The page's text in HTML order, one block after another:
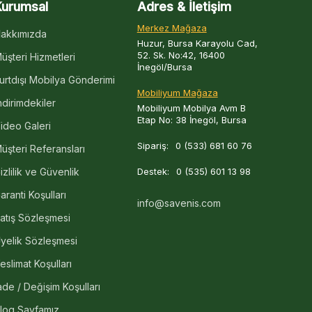
Hizmetleri
Mobilya Gönderimi
Galeri
Referansları
ve Güvenlik
Koşulları
Sözleşmesi
Sözleşmesi
Koşulları
/ Değişim Koşulları
Sayfamız
Adres & İletişim
Merkez Mağaza
Huzur, Bursa Karayolu Cad,
52. Sk. No:42, 16400
İnegöl/Bursa
Mobiliyum Mağaza
Mobiliyum Mobilya Avm B
Etap No: 38 İnegöl, Bursa
Sipariş: 0 (533) 681 60 76
Destek: 0 (535) 601 13 98
info@savenis.com